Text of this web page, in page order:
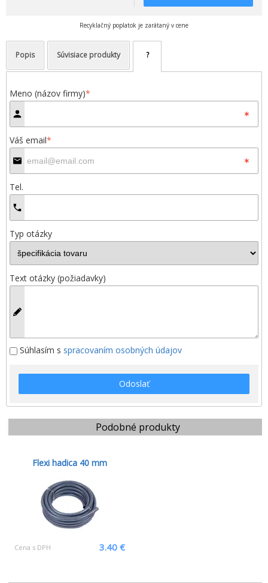
Recyklačný poplatok je zarátaný v cene
Popis Súvisiace produkty ?
Meno (názov firmy)*
Váš email*
Tel.
Typ otázky
Text otázky (požiadavky)
Súhlasím s spracovaním osobných údajov
Odoslať
Podobné produkty
Flexi hadica 40 mm
Cena s DPH 3.40 €